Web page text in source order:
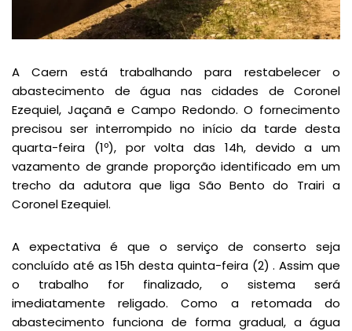
A Caern está trabalhando para restabelecer o
abastecimento de água nas cidades de Coronel
Ezequiel, Jaçanã e Campo Redondo. O fornecimento
precisou ser interrompido no início da tarde desta
quarta-feira (1º), por volta das 14h, devido a um
vazamento de grande proporção identificado em um
trecho da adutora que liga São Bento do Trairi a
Coronel Ezequiel.
A expectativa é que o serviço de conserto seja
concluído até as 15h desta quinta-feira (2) . Assim que
o trabalho for finalizado, o sistema será
imediatamente religado. Como a retomada do
abastecimento funciona de forma gradual, a água